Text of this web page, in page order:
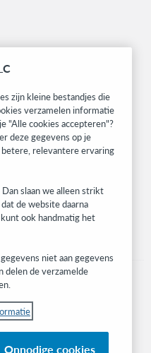
producten, onderzoeken,
zijn kleine bestandjes die
verzamelen informatie
"Alle cookies accepteren"?
deze gegevens op je
betere, relevantere ervaring
slaan we alleen strikt
de website daarna
ook handmatig het
niet aan gegevens
delen de verzamelde
Onnodige cookies